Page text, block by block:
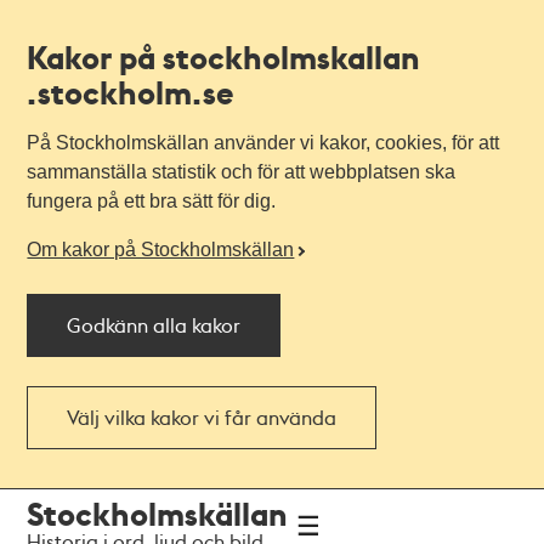
Kakor på stockholmskallan
.stockholm.se
På Stockholmskällan använder vi kakor, cookies, för att
sammanställa statistik och för att webbplatsen ska
fungera på ett bra sätt för dig.
Om kakor på Stockholmskällan
Godkänn alla kakor
Välj vilka kakor vi får använda
navigationen
huvudinnehållet
Stockholmskällan